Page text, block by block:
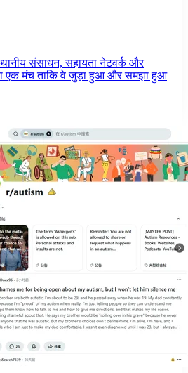
संसाधन, सहायता नेटवर्क और
एक मंच ताकि वे जुड़ा हुआ और समझा हुआ